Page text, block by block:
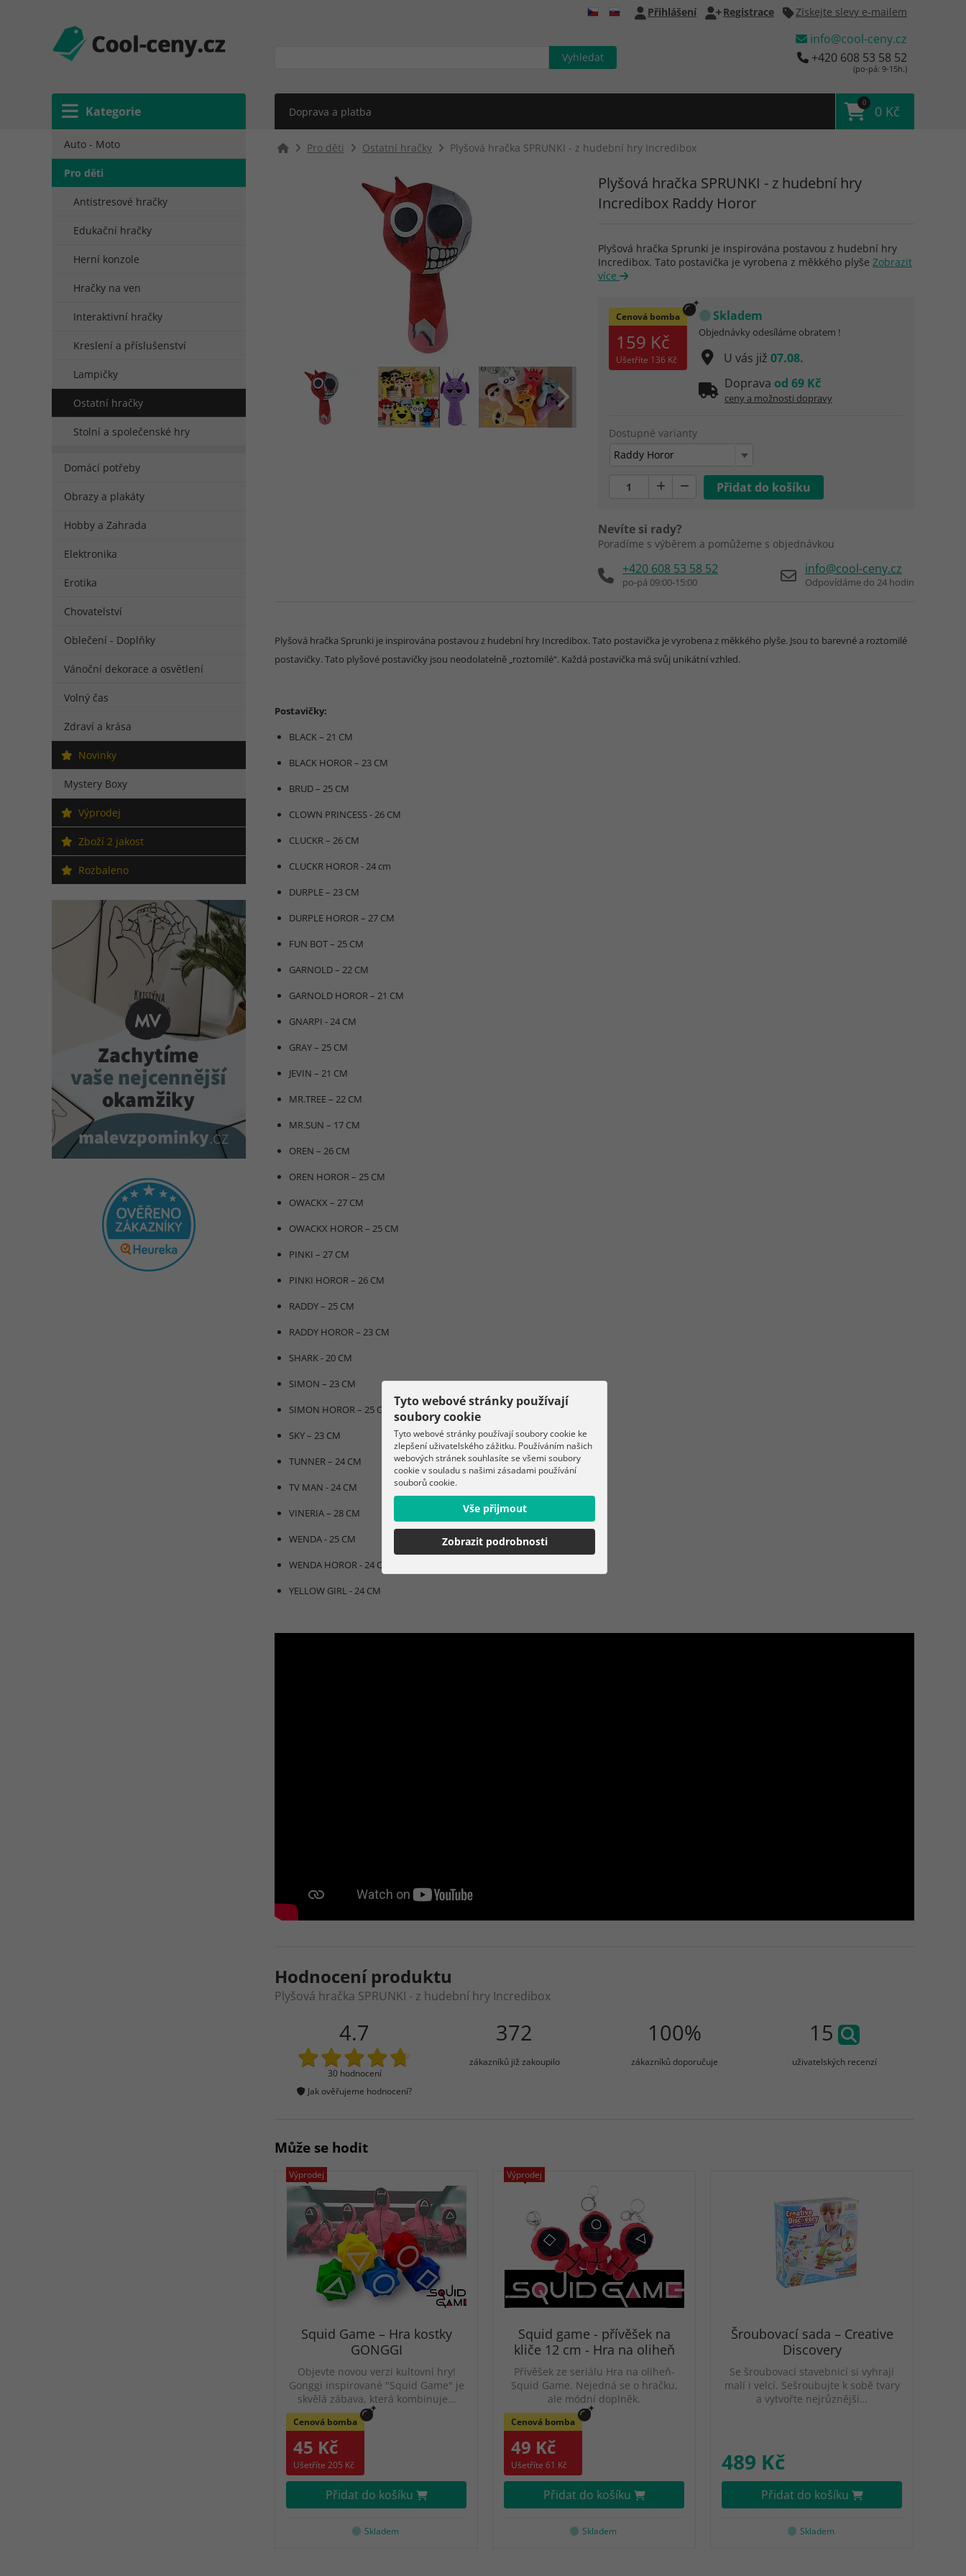
Kategorie
Přihlášení Registrace Získejte slevy e-mailem
info@cool-ceny.cz
+420 608 53 58 52
(po-pá: 9-15h.)
Doprava a platba
0
0 Kč
Auto - Moto
Pro děti
Antistresové hračky
Edukační hračky
Herní konzole
Hračky na ven
Interaktivní hračky
Kreslení a příslušenství
Lampičky
Ostatní hračky
Stolní a společenské hry
Domácí potřeby
Obrazy a plakáty
Hobby a Zahrada
Elektronika
Erotika
Chovatelství
Oblečení - Doplňky
Vánoční dekorace a osvětlení
Volný čas
Zdraví a krása
Novinky
Mystery Boxy
Výprodej
Zboží 2 jakost
Rozbaleno
Pro děti Ostatní hračky Plyšová hračka SPRUNKI - z hudební hry Incredibox
Plyšová hračka SPRUNKI - z hudební hry
Incredibox Raddy Horor
Plyšová hračka Sprunki je inspirována postavou z hudební hry
Incredibox. Tato postavička je vyrobena z měkkého plyše Zobrazit
více
Cenová bomba
159 Kč
Ušetříte 136 Kč
Skladem
Objednávky odesíláme obratem !
U vás již 07.08.
Doprava od 69 Kč
ceny a možnosti dopravy
Dostupné varianty
Raddy Horor
Nevíte si rady?
Poradíme s výběrem a pomůžeme s objednávkou
+420 608 53 58 52
po-pá 09:00-15:00
info@cool-ceny.cz
Odpovídáme do 24 hodin
Plyšová hračka Sprunki je inspirována postavou z hudební hry Incredibox. Tato postavička je vyrobena z měkkého plyše. Jsou to barevné a roztomilé
postavičky. Tato plyšové postavičky jsou neodolatelně „roztomilé“. Každá postavička má svůj unikátní vzhled.
Postavičky:
BLACK – 21 CM
BLACK HOROR – 23 CM
BRUD – 25 CM
CLOWN PRINCESS - 26 CM
CLUCKR – 26 CM
CLUCKR HOROR - 24 cm
DURPLE – 23 CM
DURPLE HOROR – 27 CM
FUN BOT – 25 CM
GARNOLD – 22 CM
GARNOLD HOROR – 21 CM
GNARPI - 24 CM
GRAY – 25 CM
JEVIN – 21 CM
MR.TREE – 22 CM
MR.SUN – 17 CM
OREN – 26 CM
OREN HOROR – 25 CM
OWACKX – 27 CM
OWACKX HOROR – 25 CM
PINKI – 27 CM
PINKI HOROR – 26 CM
RADDY – 25 CM
RADDY HOROR – 23 CM
SHARK - 20 CM
SIMON – 23 CM
SIMON HOROR – 25 CM
SKY – 23 CM
TUNNER – 24 CM
TV MAN - 24 CM
VINERIA – 28 CM
WENDA - 25 CM
WENDA HOROR - 24 CM
YELLOW GIRL - 24 CM
Hodnocení produktu
Plyšová hračka SPRUNKI - z hudební hry Incredibox
4.7
30 hodnocení
Jak ověřujeme hodnocení?
372
zákazníků již zakoupilo
100%
zákazníků doporučuje
15
uživatelských recenzí
Může se hodit
Výprodej
Squid Game – Hra kostky
GONGGI
Objevte novou verzi kultovní hry!
Gonggi inspirované "Squid Game" je
skvělá zábava, která kombinuje…
Cenová bomba
45 Kč
Ušetříte 205 Kč
Přidat do košíku
Skladem
Výprodej
Squid game - přívěšek na
kliče 12 cm - Hra na oliheň
Přívěšek ze seriálu Hra na oliheň-
Squid Game. Nejedná se o hračku,
ale módní doplněk.
Cenová bomba
49 Kč
Ušetříte 61 Kč
Přidat do košíku
Skladem
Šroubovací sada – Creative
Discovery
Se šroubovací stavebnicí si vyhrají
malí i velcí. Sešroubujte k sobě tvary
a vytvořte nejrůznější…
489 Kč
Přidat do košíku
Skladem
Tyto webové stránky používají
soubory cookie
Tyto webové stránky používají soubory cookie ke
zlepšení uživatelského zážitku. Používáním našich
webových stránek souhlasíte se všemi soubory
cookie v souladu s našimi zásadami používání
souborů cookie.
Vše přijmout
Zobrazit podrobnosti